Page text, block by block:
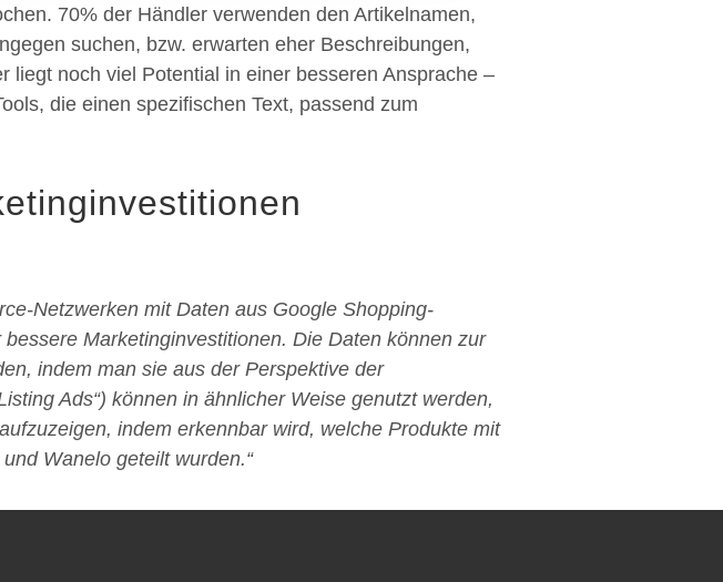
70% der Händler verwenden den Artikelnamen,
suchen, bzw. erwarten eher Beschreibungen,
liegt noch viel Potential in einer besseren Ansprache –
die einen spezifischen Text, passend zum
Netzwerken mit Daten aus Google Shopping-
Marketinginvestitionen. Die Daten können zur
indem man sie aus der Perspektive der
Ads“) können in ähnlicher Weise genutzt werden,
indem erkennbar wird, welche Produkte mit
Wanelo geteilt wurden.“